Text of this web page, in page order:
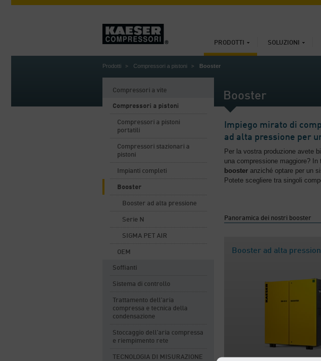
PRODOTTI SOLUZIONI
Prodotti Compressori a pistoni Booster
Booster
Compressori a vite
Compressori a pistoni
Compressori a pistoni
portatili
Compressori stazionari a
pistoni
Impianti completi
Booster
Booster ad alta pressione
Serie N
SIGMA PET AIR
OEM
Soffianti
Sistema di controllo
Trattamento dell'aria
compressa e tecnica della
condensazione
Stoccaggio dell'aria compressa
e riempimento rete
TECNOLOGIA DI MISURAZIONE
Impiego mirato di
ad alta pressione per
Per la vostra produzione avete
una compressione maggiore?
booster anziché optare per un
Potete scegliere tra singoli
Panoramica dei nostri booster
Booster ad alta